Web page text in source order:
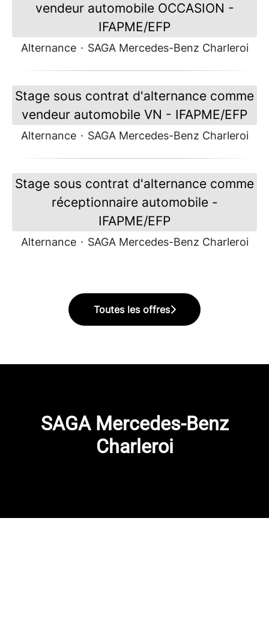
vendeur automobile OCCASION -
IFAPME/EFP
Alternance · SAGA Mercedes-Benz Charleroi
Stage sous contrat d'alternance comme
vendeur automobile VN - IFAPME/EFP
Alternance · SAGA Mercedes-Benz Charleroi
Stage sous contrat d'alternance comme
réceptionnaire automobile -
IFAPME/EFP
Alternance · SAGA Mercedes-Benz Charleroi
Toutes les offres
SAGA Mercedes-Benz
Charleroi